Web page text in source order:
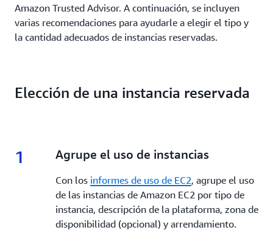
Amazon Trusted Advisor. A continuación, se incluyen
varias recomendaciones para ayudarle a elegir el tipo y
la cantidad adecuados de instancias reservadas.
Elección de una instancia reservada
1 1.
Agrupe el uso de instancias
Con los informes de uso de EC2, agrupe el uso
de las instancias de Amazon EC2 por tipo de
instancia, descripción de la plataforma, zona de
disponibilidad (opcional) y arrendamiento.